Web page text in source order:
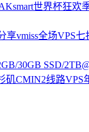
世界杯狂欢
vmiss全场VPS
30GB SSD/
矶CMIN2线路